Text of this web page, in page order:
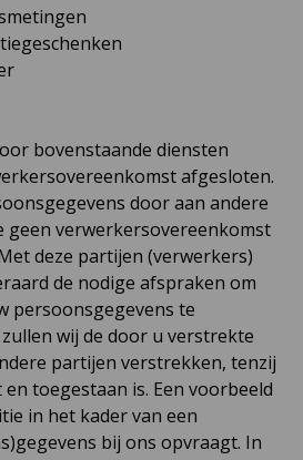
bovenstaande diensten
afgesloten.
door aan andere
geen verwerkersovereenkomst
deze partijen (verwerkers)
de nodige afspraken om
persoonsgegevens te
wij de door u verstrekte
partijen verstrekken, tenzij
toegestaan is. Een voorbeeld
in het kader van een
bij ons opvraagt. In